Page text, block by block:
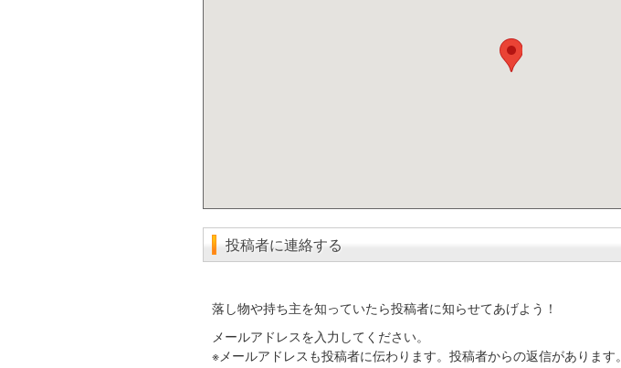
投稿者に連絡する
落し物や持ち主を知っていたら投稿者に知らせてあげよう！
メールアドレスを入力してください。
※メールアドレスも投稿者に伝わります。投稿者からの返信があります。